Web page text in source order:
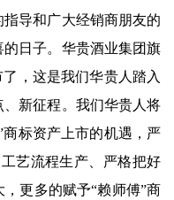
导和广大经销商朋友的
日子。华贵酒业集团旗
，这是我们华贵人踏入
新征程。我们华贵人将
标资产上市的机遇，严
艺流程生产、严格把好
更多的赋予“赖师傅”商